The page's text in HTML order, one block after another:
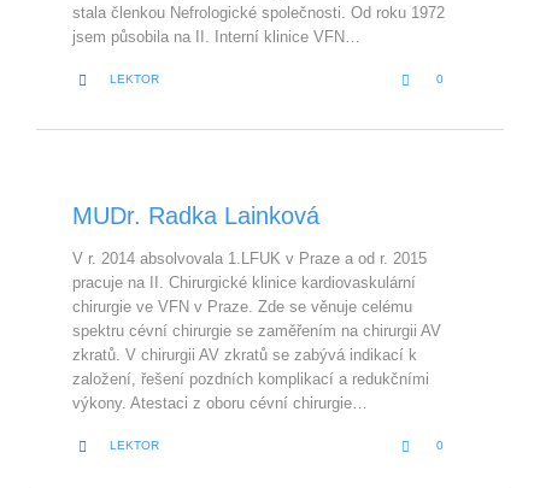
stala členkou Nefrologické společnosti. Od roku 1972
jsem působila na II. Interní klinice VFN…
 CATEGORY
LEKTOR 
LOVE
IT
0
MUDr. Radka Lainková
V r. 2014 absolvovala 1.LFUK v Praze a od r. 2015
pracuje na II. Chirurgické klinice kardiovaskulární
chirurgie ve VFN v Praze. Zde se věnuje celému
spektru cévní chirurgie se zaměřením na chirurgii AV
zkratů. V chirurgii AV zkratů se zabývá indikací k
založení, řešení pozdních komplikací a redukčními
výkony. Atestaci z oboru cévní chirurgie…
 CATEGORY
LEKTOR 
LOVE
IT
0